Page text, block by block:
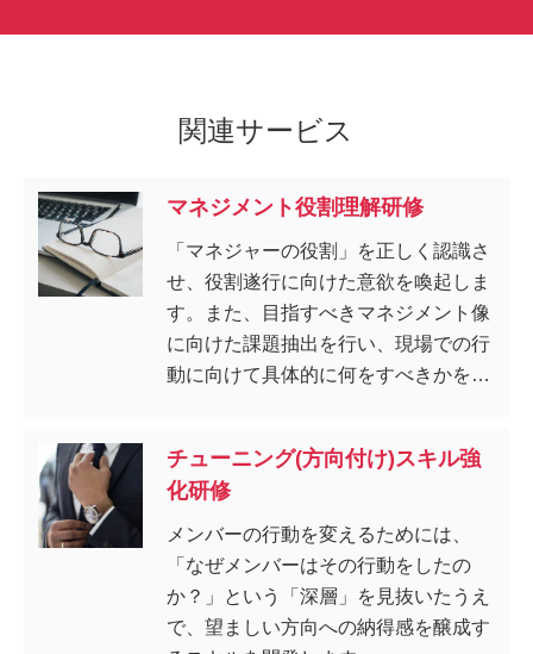
関連サービス
マネジメント役割理解研修
「マネジャーの役割」を正しく認識さ
せ、役割遂行に向けた意欲を喚起しま
す。また、目指すべきマネジメント像
に向けた課題抽出を行い、現場での行
動に向けて具体的に何をすべきかを明
チューニング(方向付け)スキル強
化研修
メンバーの行動を変えるためには、
「なぜメンバーはその行動をしたの
か？」という「深層」を見抜いたうえ
で、望ましい方向への納得感を醸成す